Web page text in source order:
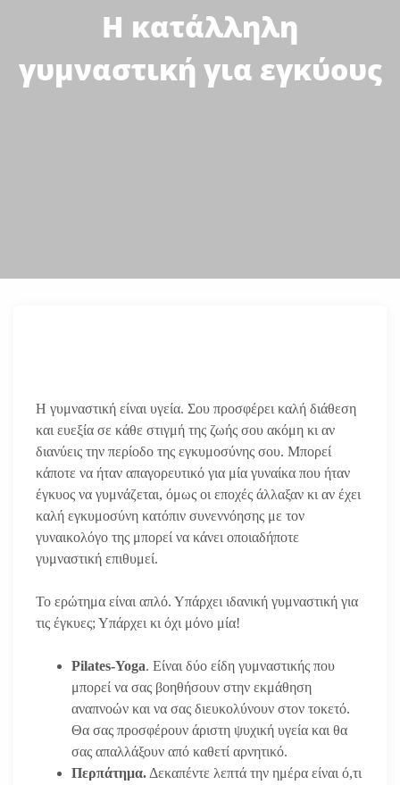
Η κατάλληλη
γυμναστική για εγκύους
Η γυμναστική είναι υγεία. Σου προσφέρει καλή διάθεση
και ευεξία σε κάθε στιγμή της ζωής σου ακόμη κι αν
διανύεις την περίοδο της εγκυμοσύνης σου. Μπορεί
κάποτε να ήταν απαγορευτικό για μία γυναίκα που ήταν
έγκυος να γυμνάζεται, όμως οι εποχές άλλαξαν κι αν έχει
καλή εγκυμοσύνη κατόπιν συνεννόησης με τον
γυναικολόγο της μπορεί να κάνει οποιαδήποτε
γυμναστική επιθυμεί.
Το ερώτημα είναι απλό. Υπάρχει ιδανική γυμναστική για
τις έγκυες; Υπάρχει κι όχι μόνο μία!
Pilates-Yoga. Είναι δύο είδη γυμναστικής που
μπορεί να σας βοηθήσουν στην εκμάθηση
αναπνοών και να σας διευκολύνουν στον τοκετό.
Θα σας προσφέρουν άριστη ψυχική υγεία και θα
σας απαλλάξουν από καθετί αρνητικό.
Περπάτημα. Δεκαπέντε λεπτά την ημέρα είναι ό,τι